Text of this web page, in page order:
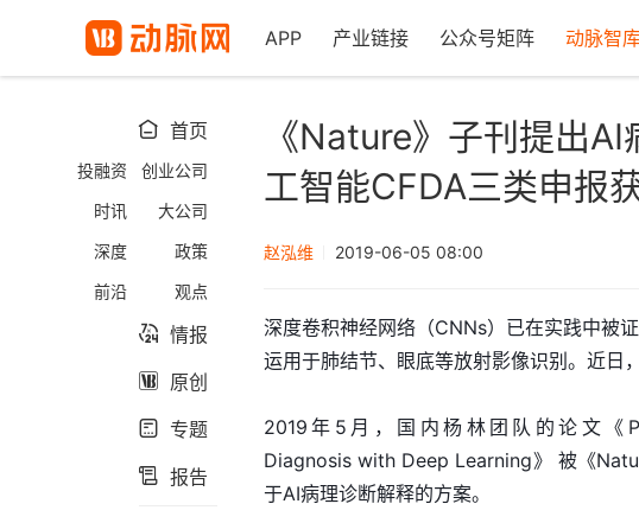
APP 产业链接 公众号矩阵 动脉智
 首页
投融资
创业公司
时讯
大公司
深度
政策
前沿
观点
 情报
 原创
 专题
 报告
《Nature》子刊提出
工智能CFDA三类申报
赵泓维 2019-06-05 08:00
深度卷积神经网络（CNNs）已在实践中被
运用于肺结节、眼底等放射影像识别。近日
2019年5月，国内杨林团队的论文《
Diagnosis with Deep Learning》 被《
于AI病理诊断解释的方案。